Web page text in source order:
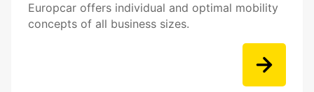
Europcar offers individual and optimal mobility
concepts of all business sizes.